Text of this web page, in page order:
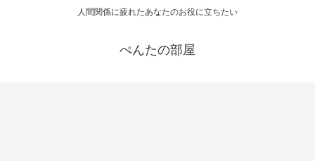
人間関係に疲れたあなたのお役に立ちたい
ぺんたの部屋